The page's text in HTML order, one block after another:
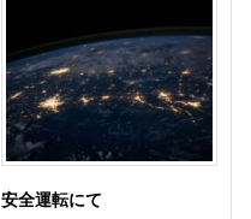
安全運転にて